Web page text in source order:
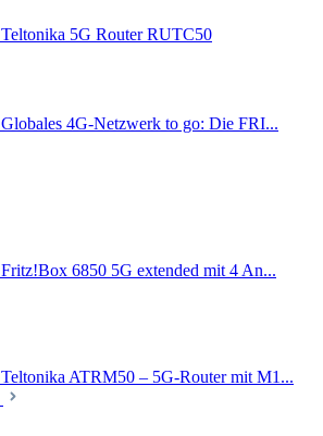
Teltonika 5G Router RUTC50
Globales 4G-Netzwerk to go: Die FRI...
Fritz!Box 6850 5G extended mit 4 An...
Teltonika ATRM50 – 5G-Router mit M1...